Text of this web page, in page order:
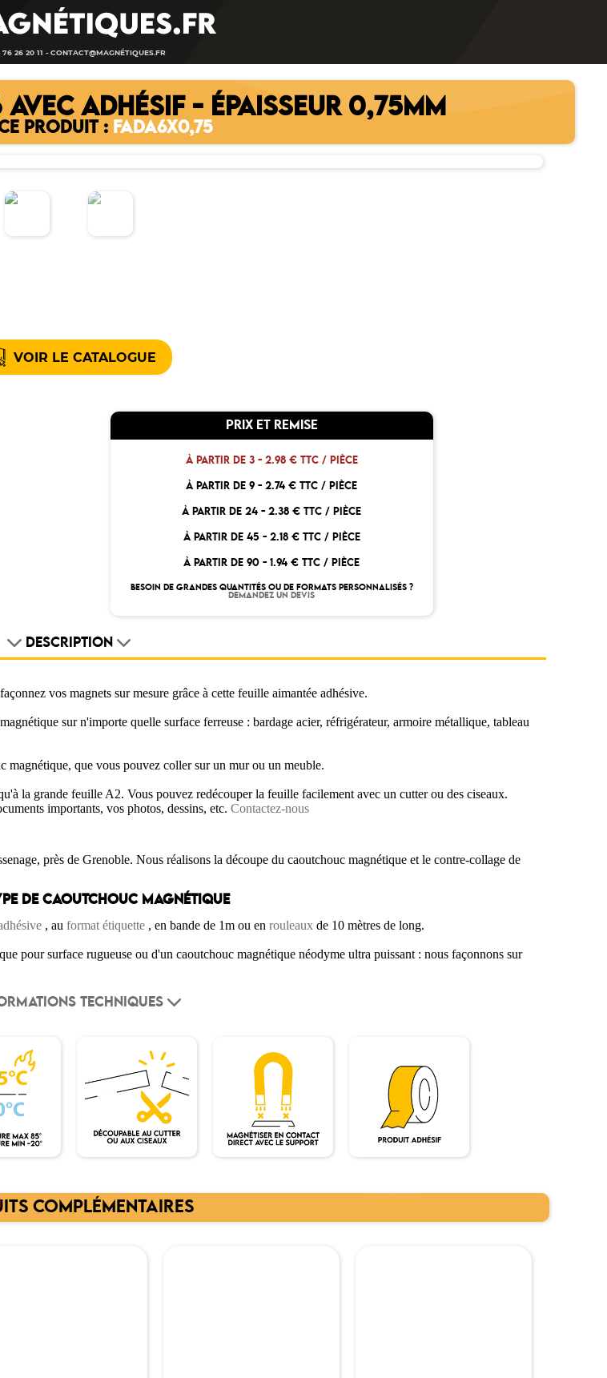
76 26 20 11 - CONTACT@MAGNÉTIQUES.FR
ADHÉSIF - ÉPAISSEUR 0,75MM
PRODUIT : FADA6X0,75
VOIR LE CATALOGUE
PRIX ET REMISE
À PARTIR DE 3 - 2.98 € TTC / PIÈCE
À PARTIR DE 9 - 2.74 € TTC / PIÈCE
À PARTIR DE 24 - 2.38 € TTC / PIÈCE
À PARTIR DE 45 - 2.18 € TTC / PIÈCE
À PARTIR DE 90 -1.94 € TTC / PIÈCE
BESOIN DE GRANDES QUANTITÉS OU DE FORMATS PERSONNALISÉS ?
DEMANDEZ UN DEVIS
DESCRIPTION
vos magnets sur mesure grâce à cette feuille aimantée adhésive.
sur n'importe quelle surface ferreuse : bardage acier, réfrigérateur, armoire métallique, tableau
magnétique, que vous pouvez coller sur un mur ou un meuble.
la grande feuille A2. Vous pouvez redécouper la feuille facilement avec un cutter ou des ciseaux.
importants, vos photos, dessins, etc.Contactez-nous
près de Grenoble. Nous réalisons la découpe du caoutchouc magnétique et le contre-collage de
DE CAOUTCHOUC MAGNÉTIQUE
, auformat étiquette , en bande de 1m ou enrouleaux de 10 mètres de long.
pour surface rugueuse ou d'un caoutchouc magnétique néodyme ultra puissant : nous façonnons sur
TECHNIQUES
COMPLÉMENTAIRES